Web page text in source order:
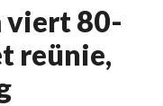
viert 80-
reünie,